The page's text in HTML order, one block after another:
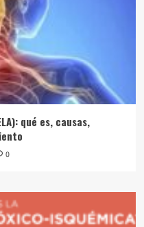
qué es, causas,
0